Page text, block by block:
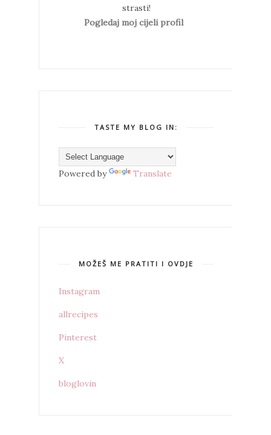
strasti!
Pogledaj moj cijeli profil
TASTE MY BLOG IN:
Powered by Translate
MOŽEŠ ME PRATITI I OVDJE
Instagram
allrecipes
Pinterest
X
bloglovin